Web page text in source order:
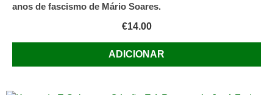
anos de fascismo de Mário Soares.
€14.00
ADICIONAR